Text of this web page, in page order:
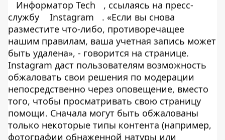
Информатор Tech
, ссылаясь на пресс-
службу
Instagram
. «Если вы снова
разместите что-либо, противоречащее
нашим правилам, ваша учетная запись может
быть удалена», - говорится на странице.
Instagram даст пользователям возможность
обжаловать свои решения по модерации
непосредственно через оповещение, вместо
того, чтобы просматривать свою страницу
помощи. Сначала могут быть обжалованы
только некоторые типы контента (например,
фотографии обнаженной натуры или